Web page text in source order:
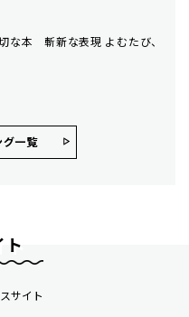
な本 斬新な表現 よむたび、
グ⼀覧
ト
サイト